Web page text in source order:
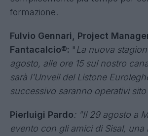
Ma non solo. Perché qualora
ridimensionare o escludere le
disposizione, la consegna
adeguata in base non al primo
della giornata, ma al primo
campo almeno una squadra del
con squadre che abbiamo
semplicemente più tempo per